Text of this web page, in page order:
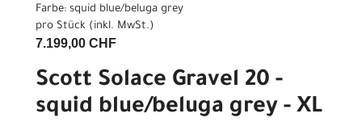
Farbe: squid blue/beluga grey
pro Stück (inkl. MwSt.)
7.199,00 CHF
Scott Solace Gravel 20 -
squid blue/beluga grey - XL